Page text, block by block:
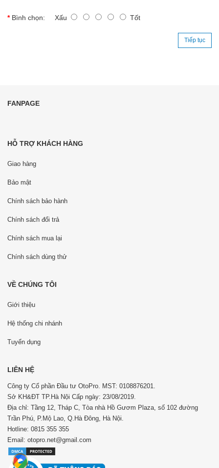
Bình chọn: Xấu Tốt
Tiếp tục
FANPAGE
HỖ TRỢ KHÁCH HÀNG
Giao hàng
Bảo mật
Chính sách bảo hành
Chính sách đổi trả
Chính sách mua lại
Chính sách dùng thử
VỀ CHÚNG TÔI
Giới thiệu
Hệ thống chi nhánh
Tuyển dụng
LIÊN HỆ
Công ty Cổ phần Đầu tư OtoPro. MST: 0108876201.
Sở KH&ĐT TP.Hà Nội Cấp ngày: 23/08/2019.
Địa chỉ: Tầng 12, Tháp C, Tòa nhà Hồ Gươm Plaza, số 102 đường
Trần Phú, P.Mộ Lao, Q.Hà Đông, Hà Nội.
Hotline: 0815 355 355
Email: otopro.net@gmail.com